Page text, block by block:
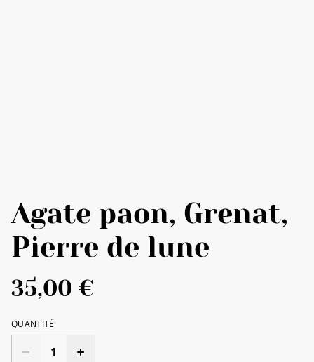
Agate paon, Grenat,
Pierre de lune
35,00 €
QUANTITÉ